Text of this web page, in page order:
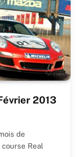
2013
de
Real